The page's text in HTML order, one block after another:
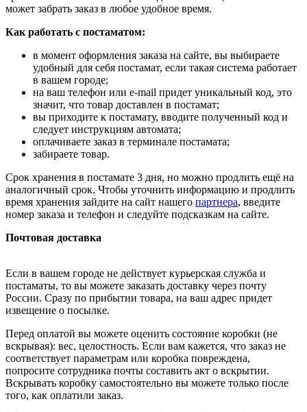
может забрать заказ в любое удобное время.
Как работать с постаматом:
в момент оформления заказа на сайте, вы выбираете
удобный для себя постамат, если такая система работает
в вашем городе;
на ваш телефон или e-mail придет уникальный код, это
значит, что товар доставлен в постамат;
вы приходите к постамату, вводите полученный код и
следует инструкциям автомата;
оплачиваете заказ в терминале постамата;
забираете товар.
Срок хранения в постамате 3 дня, но можно продлить ещё на
аналогичный срок. Чтобы уточнить информацию и продлить
время хранения зайдите на сайт нашего партнера, введите
номер заказа и телефон и следуйте подсказкам на сайте.
Почтовая доставка
Если в вашем городе не действует курьерская служба и
постаматы, то вы можете заказать доставку через почту
России. Сразу по прибытии товара, на ваш адрес придет
извещение о посылке.
Перед оплатой вы можете оценить состояние коробки (не
вскрывая): вес, целостность. Если вам кажется, что заказ не
соответствует параметрам или коробка повреждена,
попросите сотрудника почты составить акт о вскрытии.
Вскрывать коробку самостоятельно вы можете только после
того, как оплатили заказ.